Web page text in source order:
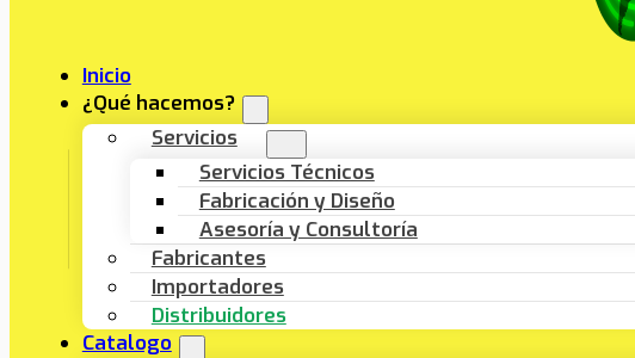
Inicio
¿Qué hacemos?
Servicios
Servicios Técnicos
Fabricación y Diseño
Asesoría y Consultoría
Fabricantes
Importadores
Distribuidores
Catalogo